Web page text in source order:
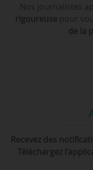
Nos journalistes
rigoureuse pour
de la
Recevez des
Téléchargez